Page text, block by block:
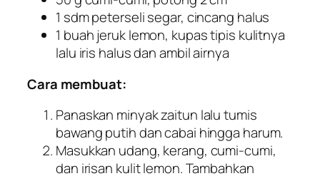
1 sdm peterseli segar, cincang halus
1 buah jeruk lemon, kupas tipis kulitnya
lalu iris halus dan ambil airnya
Cara membuat:
Panaskan minyak zaitun lalu tumis
bawang putih dan cabai hingga harum.
Masukkan udang, kerang, cumi-cumi,
dan irisan kulit lemon. Tambahkan